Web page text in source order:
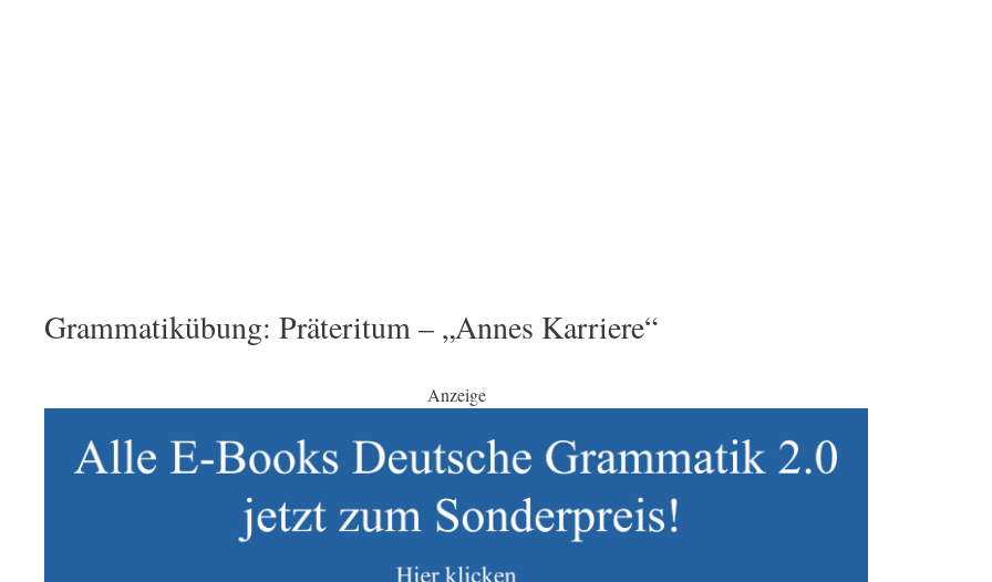
Grammatikübung: Präteritum – „Annes Karriere“
Anzeige